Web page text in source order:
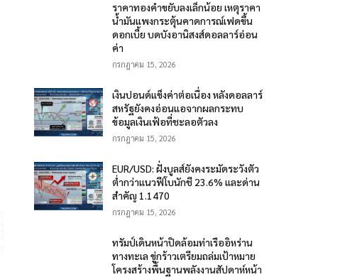
ราคาทองคำขยับลงเล็กน้อย เหตุราคา
น้ำมันแพงกระตุ้นคาดการณ์เฟดขึ้น
ดอกเบี้ย บดบังอานิสงส์ดอลลาร์อ่อน
ค่า
กรกฎาคม 15, 2026
เงินปอนด์แข็งค่าต่อเนื่อง หลังดอลลาร์
สหรัฐยังคงอ่อนแอจากผลกระทบ
ข้อมูลเงินเฟ้อที่ชะลอตัวลง
กรกฎาคม 15, 2026
EUR/USD: ฝั่งบูลส์ยังคงระมัดระวังตัว
ต่ำกว่าแนวฟีโบนักชี 23.6% และด่าน
สำคัญ 1.1470
กรกฎาคม 15, 2026
ทรัมป์เดินหน้าปิดล้อมท่าเรืออิหร่าน
ทางทะเล ขู่กร้าวเตรียมถล่มเป้าหมาย
โครงสร้างพื้นฐานพลังงานสัปดาห์หน้า